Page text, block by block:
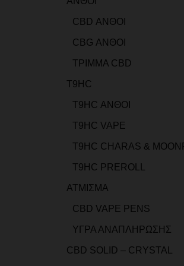
CBD ΑΝΘΟΙ
CBG ΑΝΘΟΙ
ΤΡΙΜΜΑ CBD
T9HC
T9HC ΑΝΘΟΙ
T9HC VAPE
T9HC CHARAS &
T9HC PREROLL
ΑΤΜΙΣΜΑ
CBD VAPE PENS
ΥΓΡΑ ΑΝΑΠΛΗΡΩΣΗΣ
CBD SOLID – CRYSTAL